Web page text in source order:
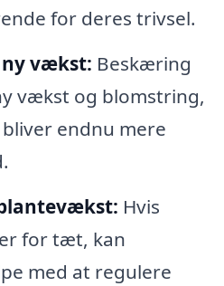
for deres trivsel.
vækst: Beskæring
vækst og blomstring,
endnu mere
Hvis
for tæt, kan
med at regulere